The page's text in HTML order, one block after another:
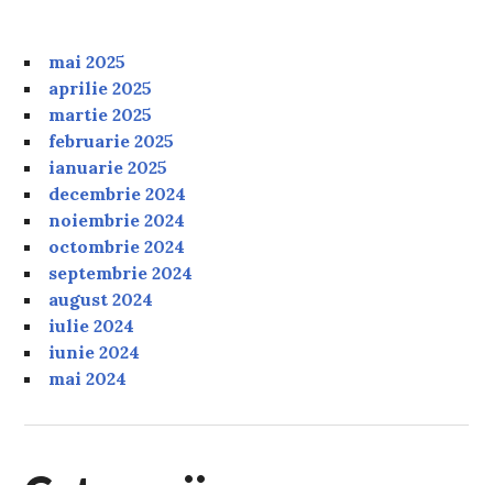
mai 2025
aprilie 2025
martie 2025
februarie 2025
ianuarie 2025
decembrie 2024
noiembrie 2024
octombrie 2024
septembrie 2024
august 2024
iulie 2024
iunie 2024
mai 2024